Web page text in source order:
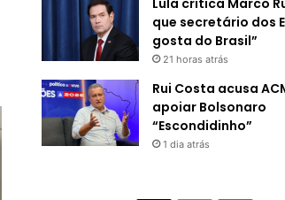
Lula critica Marco
que secretário dos
gosta do Brasil”
21 horas atrás
Rui Costa acusa
apoiar Bolsonaro
“Escondidinho”
1 dia atrás